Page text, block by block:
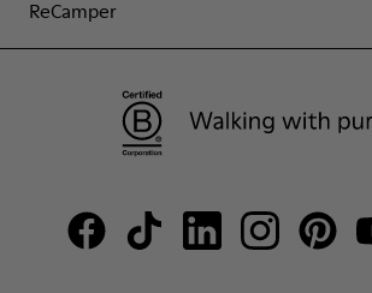
ReCamper